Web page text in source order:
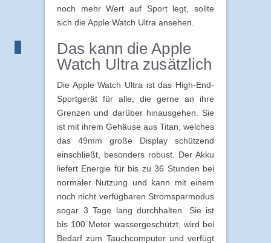
noch mehr Wert auf Sport legt, sollte
sich die Apple Watch Ultra ansehen.
Das kann die Apple
Watch Ultra zusätzlich
Die Apple Watch Ultra ist das High-End-
Sportgerät für alle, die gerne an ihre
Grenzen und darüber hinausgehen. Sie
ist mit ihrem Gehäuse aus Titan, welches
das 49mm große Display schützend
einschließt, besonders robust. Der Akku
liefert Energie für bis zu 36 Stunden bei
normaler Nutzung und kann mit einem
noch nicht verfügbaren Stromsparmodus
sogar 3 Tage lang durchhalten. Sie ist
bis 100 Meter wassergeschützt, wird bei
Bedarf zum Tauchcomputer und verfügt